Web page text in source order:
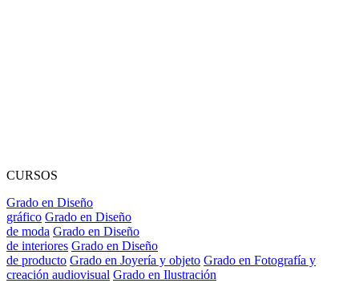
CURSOS
Grado en Diseño
gráfico Grado en Diseño
de moda Grado en Diseño
de interiores Grado en Diseño
de producto Grado en Joyería y objeto Grado en Fotografía y
creación audiovisual Grado en Ilustración